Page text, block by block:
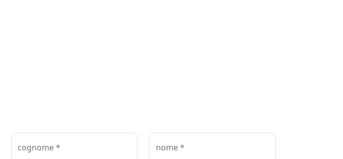
cognome * nome *